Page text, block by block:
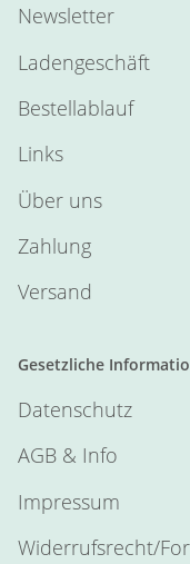
Newsletter
Ladengeschäft
Bestellablauf
Links
Über uns
Zahlung
Versand
Gesetzliche
Datenschutz
AGB & Info
Impressum
Widerrufsrecht/